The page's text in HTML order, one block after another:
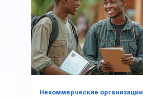
Некоммерческие организации